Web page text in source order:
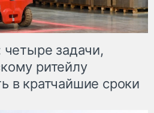
четыре задачи,
ритейлу
в кратчайшие сроки